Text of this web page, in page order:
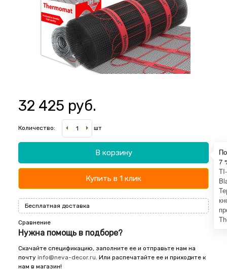
32 425 руб.
Количество: шт
В корзину
Купить в 1 клик
Бесплатная доставка
Сравнение
Нужна помощь в подборе?
Скачайте спецификацию, заполните ее и отправьте нам на
почту info@neva-decor.ru. Или распечатайте ее и приходите к
нам в магазин!
7